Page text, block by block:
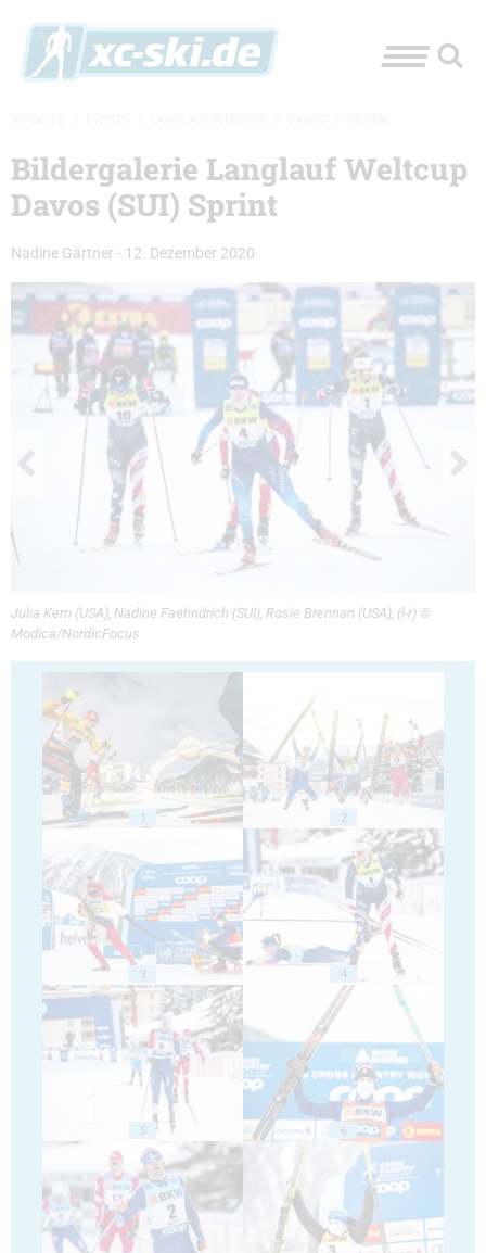
Bildergalerie Langlauf Weltcup
Davos (SUI) Sprint
Nadine Gärtner - 12. Dezember 2020
Julia Kern (USA), Nadine Faehndrich (SUI), Rosie Brennan (USA), (l-r) ©
Modica/NordicFocus
1 2
3 4
5 6